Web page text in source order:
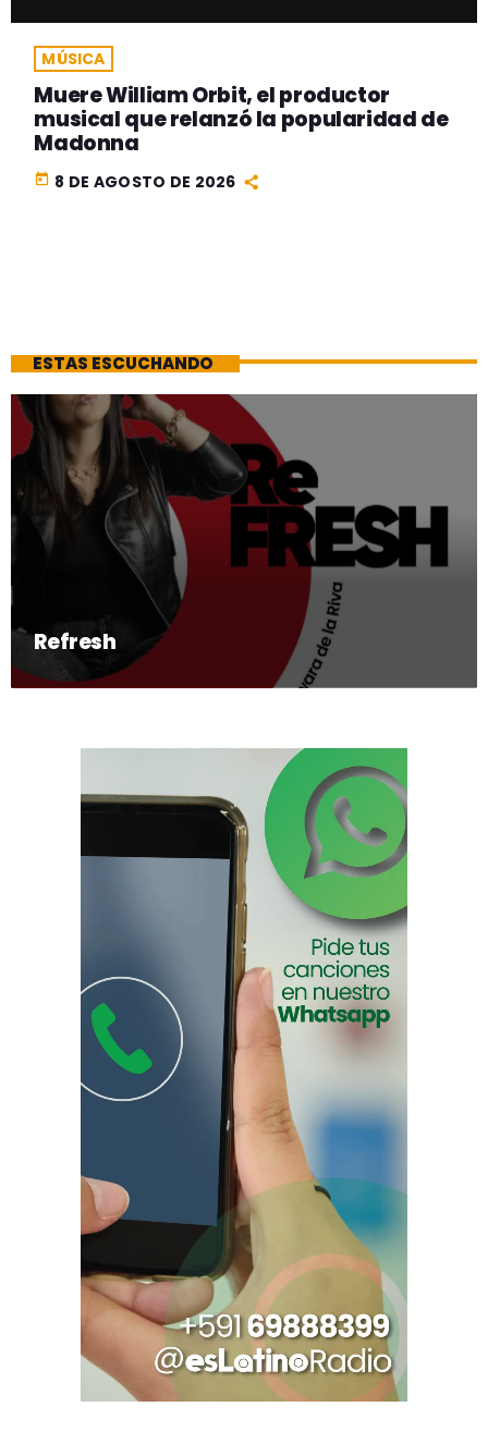
MÚSICA
Muere William Orbit, el productor
musical que relanzó la popularidad de
Madonna
today 8 DE AGOSTO DE 2026
ESTAS ESCUCHANDO
Refresh